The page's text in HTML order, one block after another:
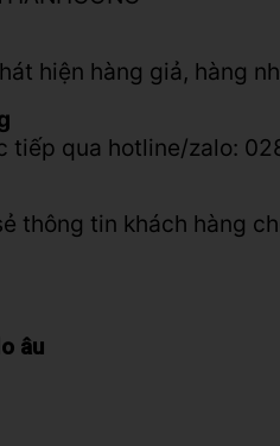
hiện hàng giả, hàng
tiếp qua hotline/zalo:
thông tin khách hàng
âu